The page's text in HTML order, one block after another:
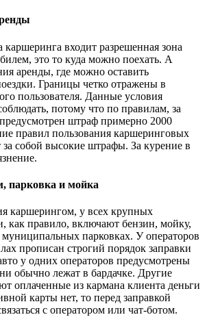
входит разрешенная зона
это то куда можно поехать. А
аренды, где можно оставить
Границы четко отражены в
пользователя. Данные условия
потому что по правилам, за
штраф примерно 2000
правил пользования каршеринговых
за собой высокие штрафы. За курение в
парковка и мойка
каршерингом, у всех крупных
как правило, включают бензин, мойку,
парковках. У операторов
прописан строгий порядок заправки
у одних операторов предусмотрены
обычно лежат в бардачке. Другие
оплаченные из кармана клиента деньги
карты нет, то перед заправкой
с оператором или чат-ботом.